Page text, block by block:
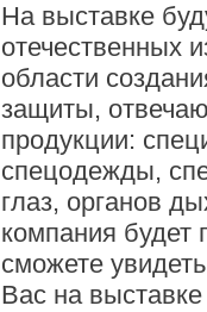
На выставке
отечественных
области
защиты,
продукции:
спецодежды,
глаз, органов
компания будет
сможете
Вас на